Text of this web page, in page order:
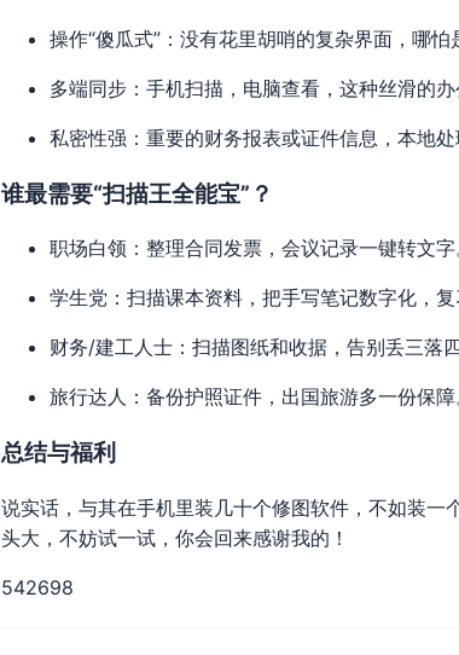
操作“傻瓜式”：没有花里胡哨的复杂界面，哪怕
多端同步：手机扫描，电脑查看，这种丝滑的办
私密性强：重要的财务报表或证件信息，本地处
谁最需要“扫描王全能宝”？
职场白领：整理合同发票，会议记录一键转文字
学生党：扫描课本资料，把手写笔记数字化，复
财务/建工人士：扫描图纸和收据，告别丢三落四
旅行达人：备份护照证件，出国旅游多一份保障
总结与福利
说实话，与其在手机里装几十个修图软件，不如装
头大，不妨试一试，你会回来感谢我的！
542698